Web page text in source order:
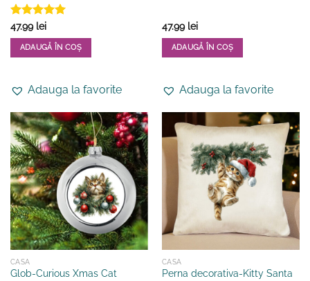
Evaluat la
5din 5
47.99 lei
ADAUGĂ ÎN COȘ
are
multe
variații.
Opțiunile
pot
fi
alese
în
pagina
produsului.
Adauga la favorite
47.99 lei
ADAUGĂ ÎN COȘ
are
multe
variații.
Opțiunile
alese
pagina
produsului.
Adauga la favorite
CASA
Glob-Curious Xmas Cat
CASA
Perna decorativa-Kitty Santa